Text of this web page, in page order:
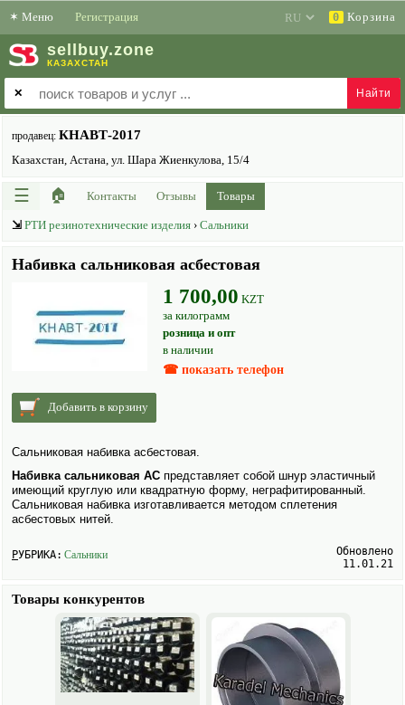
✶ Меню Регистрация 0 Корзина
sell buy.zone
КАЗАХСТАН
✕
продавец: КНАВТ-2017
Казахстан, Астана, ул. Шара Жиенкулова, 15/4
☰ 🏠 Контакты Отзывы Товары
⇲ РТИ резинотехнические изделия › Сальники
Набивка сальниковая асбестовая
1 700,00 KZT
за килограмм
розница и опт
в наличии
☎ показать телефон
Добавить в корзину
Сальниковая набивка асбестовая.
Набивка сальниковая АС представляет собой шнур эластичный
имеющий круглую или квадратную форму, неграфитированный.
Сальниковая набивка изготавливается методом сплетения
асбестовых нитей.
РУБРИКА: Сальники
Обновлено
11.01.21
Товары конкурентов